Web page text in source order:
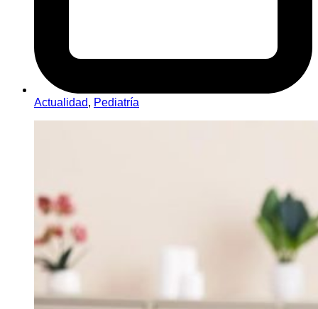
Actualidad, Pediatría